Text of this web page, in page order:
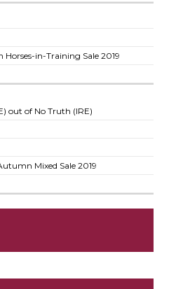
in-Training Sale 2019
out of No Truth (IRE)
Mixed Sale 2019